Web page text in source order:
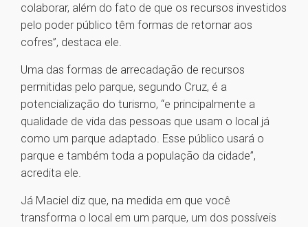
colaborar, além do fato de que os recursos investidos
pelo poder público têm formas de retornar aos
cofres”, destaca ele.
Uma das formas de arrecadação de recursos
permitidas pelo parque, segundo Cruz, é a
potencialização do turismo, “e principalmente a
qualidade de vida das pessoas que usam o local já
como um parque adaptado. Esse público usará o
parque e também toda a população da cidade”,
acredita ele.
Já Maciel diz que, na medida em que você
transforma o local em um parque, um dos possíveis